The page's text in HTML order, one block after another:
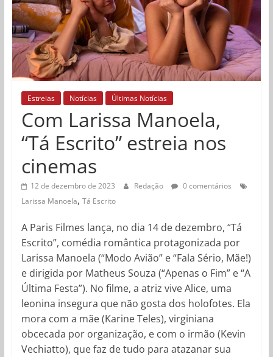
Estreias Notícias Últimas Notícias
Com Larissa Manoela,
“Tá Escrito” estreia nos
cinemas
12 de dezembro de 2023 Redação
0 comentários
Larissa Manoela, Tá Escrito
A Paris Filmes lança, no dia 14 de dezembro, “Tá
Escrito”, comédia romântica protagonizada por
Larissa Manoela (“Modo Avião” e “Fala Sério, Mãe!)
e dirigida por Matheus Souza (“Apenas o Fim” e “A
Última Festa”). No filme, a atriz vive Alice, uma
leonina insegura que não gosta dos holofotes. Ela
mora com a mãe (Karine Teles), virginiana
obcecada por organização, e com o irmão (Kevin
Vechiatto), que faz de tudo para atazanar sua